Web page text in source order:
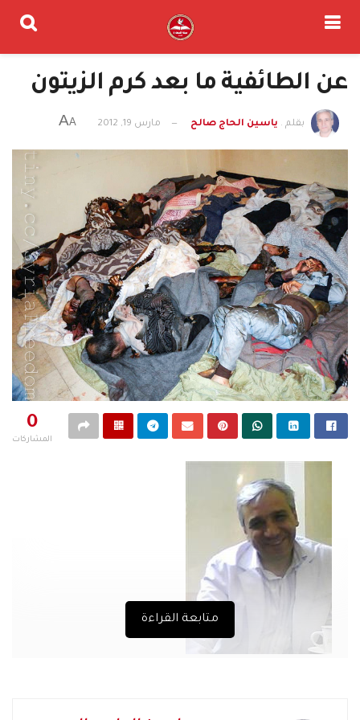
عن الطائفية ما بعد كرم الزيتون
بقلم . ياسين الحاج صالح مارس 19, 2012 A
A
0
المشاركات
فوري في حرارة المواقف والانفعالات الطائفية في سورية. كانت
متابعة القراءة